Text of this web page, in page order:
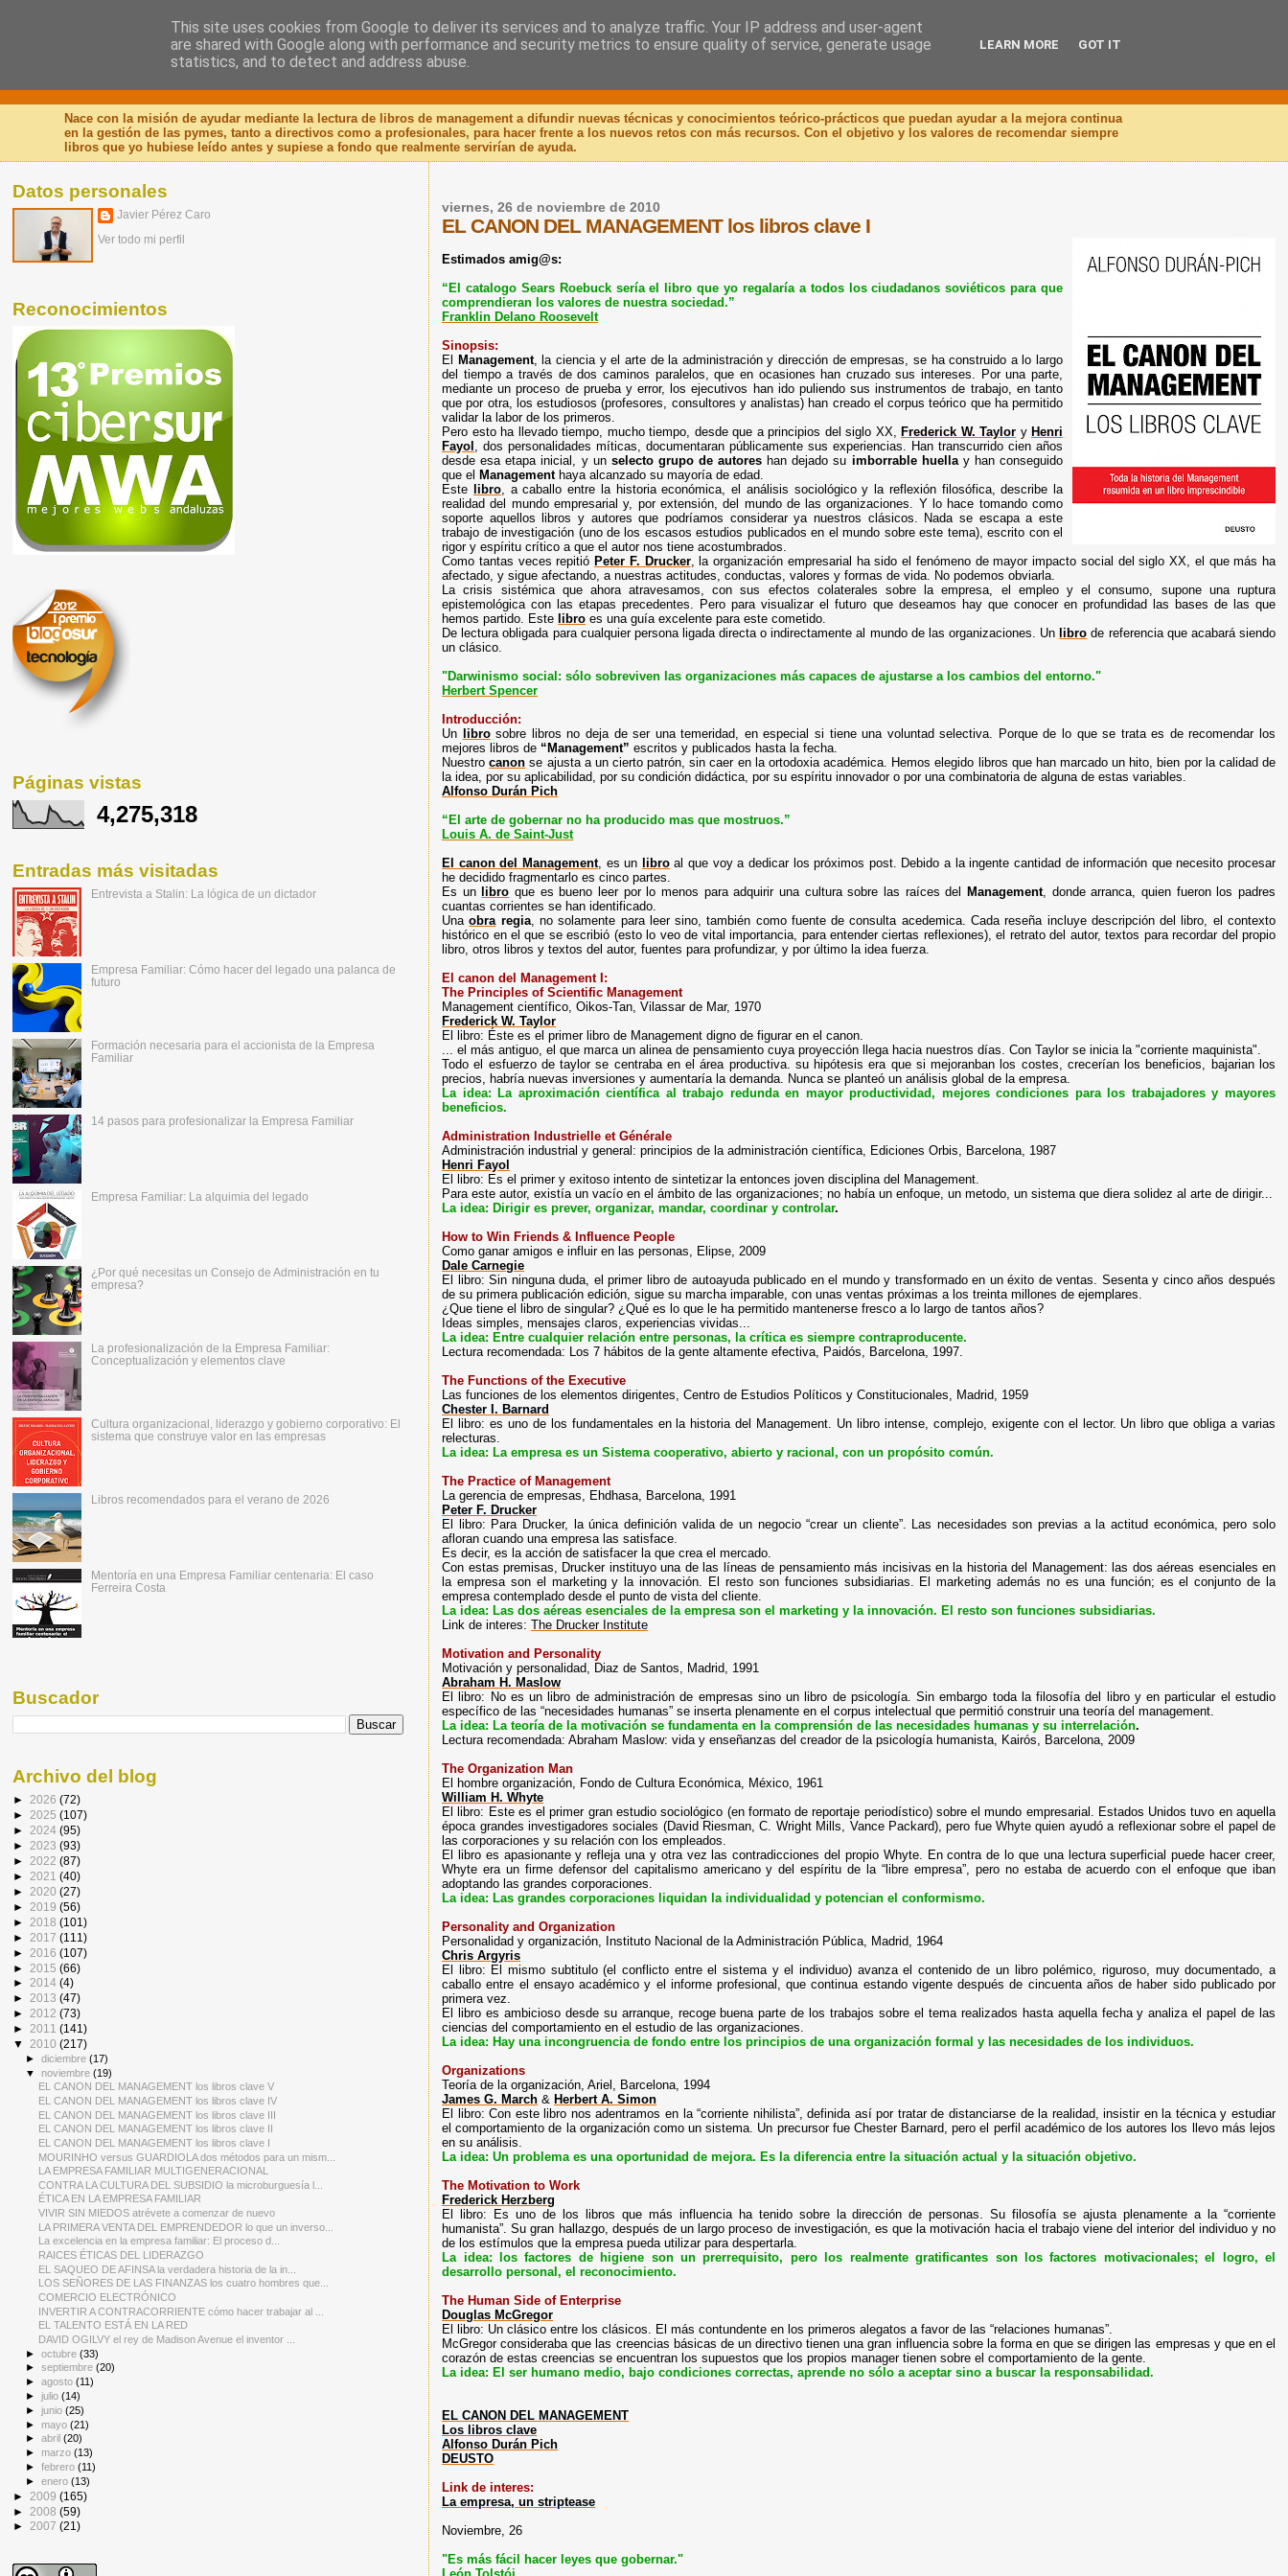
Nuevo Viernes - Nuevo Libro
Nace con la misión de ayudar mediante la lectura de libros de management a difundir nuevas técnicas y conocimientos teórico-prácticos que puedan ayudar a la mejora continua
en la gestión de las pymes, tanto a directivos como a profesionales, para hacer frente a los nuevos retos con más recursos. Con el objetivo y los valores de recomendar siempre
libros que yo hubiese leído antes y supiese a fondo que realmente servirían de ayuda.
viernes, 26 de noviembre de 2010
EL CANON DEL MANAGEMENT los libros clave I
Estimados amig@s:
“El catalogo Sears Roebuck sería el libro que yo regalaría a todos los ciudadanos soviéticos para que
comprendieran los valores de nuestra sociedad.”
Franklin Delano Roosevelt
Sinopsis:
El
Management, la ciencia y el arte de la administración y dirección de empresas, se ha construido a lo largo
del tiempo a través de dos caminos paralelos, que en ocasiones han cruzado sus intereses. Por una parte,
mediante un proceso de prueba y error, los ejecutivos han ido puliendo sus instrumentos de trabajo, en tanto
que por otra, los estudiosos (profesores, consultores y analistas) han creado el corpus teórico que ha permitido
validar la labor de los primeros.
Pero esto ha llevado tiempo, mucho tiempo, desde que a principios del siglo XX, Frederick W. Taylor y Henri
Fayol , dos personalidades míticas, documentaran públicamente sus experiencias. Han transcurrido cien años
desde esa etapa inicial, y un selecto grupo de autores han dejado su imborrable huellay han conseguido
que el Managementhaya alcanzado su mayoría de edad.
Este
libro, a caballo entre la historia económica, el análisis sociológico y la reflexión filosófica, describe la
realidad del mundo empresarial y, por extensión, del mundo de las organizaciones. Y lo hace tomando como
soporte aquellos libros y autores que podríamos considerar ya nuestros clásicos. Nada se escapa a este
trabajo de investigación (uno de los escasos estudios publicados en el mundo sobre este tema), escrito con el
rigor y espíritu crítico a que el autor nos tiene acostumbrados.
Como tantas veces repitió Peter F. Drucker, la organización empresarial ha sido el fenómeno de mayor impacto social del siglo XX, el que más ha
afectado, y sigue afectando, a nuestras actitudes, conductas, valores y formas de vida. No podemos obviarla.
La crisis sistémica que ahora atravesamos, con sus efectos colaterales sobre la empresa, el empleo y el consumo, supone una ruptura
epistemológica con las etapas precedentes. Pero para visualizar el futuro que deseamos hay que conocer en profundidad las bases de las que
hemos partido. Este libro es una guía excelente para este cometido.
De lectura obligada para cualquier persona ligada directa o indirectamente al mundo de las organizaciones. Un libro de referencia que acabará siendo
un clásico.
"Darwinismo social: sólo sobreviven las organizaciones más capaces de ajustarse a los cambios del entorno."
Herbert Spencer
Introducción:
Un
librosobre libros no deja de ser una temeridad, en especial si tiene una voluntad selectiva. Porque de lo que se trata es de recomendar los
mejores libros de “Management” escritos y publicados hasta la fecha.
Nuestrocanon se ajusta a un cierto patrón, sin caer en la ortodoxia académica. Hemos elegido libros que han marcado un hito, bien por la calidad de
la idea, por su aplicabilidad, por su condición didáctica, por su espíritu innovador o por una combinatoria de alguna de estas variables.
Alfonso Durán Pich
“El arte de gobernar no ha producido mas que mostruos.”
Louis A. de Saint-Just
El canon del Management, es un libroal que voy a dedicar los próximos post. Debido a la ingente cantidad de información que necesito procesar
he decidido fragmentarlo es cinco partes.
Es un libro que es bueno leer por lo menos para adquirir una cultura sobre las raíces del Management, donde arranca, quien fueron los padres
cuantas corrientes se han identificado.
Unaobra regia, no solamente para leer sino, también como fuente de consulta acedemica. Cada reseña incluye descripción del libro, el contexto
histórico en el que se escribió (esto lo veo de vital importancia, para entender ciertas reflexiones), el retrato del autor, textos para recordar del propio
libro, otros libros y textos del autor, fuentes para profundizar, y por último la idea fuerza.
El canon del Management I:
The Principles of Scientific Management
Management científico, Oikos-Tan, Vilassar de Mar, 1970
Frederick W. Taylor
El libro: Éste es el primer libro de Management digno de figurar en el canon.
... el más antiguo, el que marca un alinea de pensamiento cuya proyección llega hacia nuestros días. Con Taylor se inicia la "corriente maquinista".
Todo el esfuerzo de taylor se centraba en el área productiva. su hipótesis era que si mejoranban los costes, crecerían los beneficios, bajarian los
precios, habría nuevas inversiones y aumentaría la demanda. Nunca se planteó un análisis global de la empresa.
La idea: La aproximación científica al trabajo redunda en mayor productividad, mejores condiciones para los trabajadores y mayores
beneficios.
Administration Industrielle et Générale
Administración industrial y general: principios de la administración científica, Ediciones Orbis, Barcelona, 1987
Henri Fayol
El libro: Es el primer y exitoso intento de sintetizar la entonces joven disciplina del Management.
Para este autor, existía un vacío en el ámbito de las organizaciones; no había un enfoque, un metodo, un sistema que diera solidez al arte de dirigir...
La idea: Dirigir es prever, organizar, mandar, coordinar y controlar.
How to Win Friends & Influence People
Como ganar amigos e influir en las personas, Elipse, 2009
Dale Carnegie
El libro: Sin ninguna duda, el primer libro de autoayuda publicado en el mundo y transformado en un éxito de ventas. Sesenta y cinco años después
de su primera publicación edición, sigue su marcha imparable, con unas ventas próximas a los treinta millones de ejemplares.
¿Que tiene el libro de singular? ¿Qué es lo que le ha permitido mantenerse fresco a lo largo de tantos años?
Ideas simples, mensajes claros, experiencias vividas...
La idea: Entre cualquier relación entre personas, la crítica es siempre contraproducente.
Lectura recomendada: Los 7 hábitos de la gente altamente efectiva, Paidós, Barcelona, 1997.
The Functions of the Executive
Las funciones de los elementos dirigentes, Centro de Estudios Políticos y Constitucionales, Madrid, 1959
Chester I. Barnard
El libro: es uno de los fundamentales en la historia del Management. Un libro intense, complejo, exigente con el lector. Un libro que obliga a varias
relecturas.
La idea: La empresa es un Sistema cooperativo, abierto y racional, con un propósito común.
The Practice of Management
La gerencia de empresas, Ehdhasa, Barcelona, 1991
Peter F. Drucker
El libro: Para Drucker, la única definición valida de un negocio “crear un cliente”. Las necesidades son previas a la actitud económica, pero solo
afloran cuando una empresa las satisface.
Es decir, es la acción de satisfacer la que crea el mercado.
Con estas premisas, Drucker instituyo una de las líneas de pensamiento más incisivas en la historia del Management: las dos aéreas esenciales en
la empresa son el marketing y la innovación. El resto son funciones subsidiarias. El marketing además no es una función; es el conjunto de la
empresa contemplado desde el punto de vista del cliente.
La idea: Las dos aéreas esenciales de la empresa son el marketing y la innovación. El resto son funciones subsidiarias.
Link de interes:The Drucker Institute
Motivation and Personality
Motivación y personalidad, Diaz de Santos, Madrid, 1991
Abraham H. Maslow
El libro: No es un libro de administración de empresas sino un libro de psicología. Sin embargo toda la filosofía del libro y en particular el estudio
específico de las “necesidades humanas” se inserta plenamente en el corpus intelectual que permitió construir una teoría del management.
La idea: La teoría de la motivación se fundamenta en la comprensión de las necesidades humanas y su interrelación.
Lectura recomendada: Abraham Maslow: vida y enseñanzas del creador de la psicología humanista, Kairós, Barcelona, 2009
The Organization Man
El hombre organización, Fondo de Cultura Económica, México, 1961
William H. Whyte
El libro: Este es el primer gran estudio sociológico (en formato de reportaje periodístico) sobre el mundo empresarial. Estados Unidos tuvo en aquella
época grandes investigadores sociales (David Riesman, C. Wright Mills, Vance Packard), pero fue Whyte quien ayudó a reflexionar sobre el papel de
las corporaciones y su relación con los empleados.
El libro es apasionante y refleja una y otra vez las contradicciones del propio Whyte. En contra de lo que una lectura superficial puede hacer creer,
Whyte era un firme defensor del capitalismo americano y del espíritu de la “libre empresa”, pero no estaba de acuerdo con el enfoque que iban
adoptando las grandes corporaciones.
La idea: Las grandes corporaciones liquidan la individualidad y potencian el conformismo.
Personality and Organization
Personalidad y organización, Instituto Nacional de la Administración Pública, Madrid, 1964
Chris Argyris
El libro: El mismo subtitulo (el conflicto entre el sistema y el individuo) avanza el contenido de un libro polémico, riguroso, muy documentado, a
caballo entre el ensayo académico y el informe profesional, que continua estando vigente después de cincuenta años de haber sido publicado por
primera vez.
El libro es ambicioso desde su arranque, recoge buena parte de los trabajos sobre el tema realizados hasta aquella fecha y analiza el papel de las
ciencias del comportamiento en el estudio de las organizaciones.
La idea: Hay una incongruencia de fondo entre los principios de una organización formal y las necesidades de los individuos.
Organizations
Teoría de la organización, Ariel, Barcelona, 1994
James G. March & Herbert A. Simon
El libro: Con este libro nos adentramos en la “corriente nihilista”, definida así por tratar de distanciarse de la realidad, insistir en la técnica y estudiar
el comportamiento de la organización como un sistema. Un precursor fue Chester Barnard, pero el perfil académico de los autores los llevo más lejos
en su análisis.
La idea: Un problema es una oportunidad de mejora. Es la diferencia entre la situación actual y la situación objetivo.
The Motivation to Work
Frederick Herzberg
El libro: Es uno de los libros que más influencia ha tenido sobre la dirección de personas. Su filosofía se ajusta plenamente a la “corriente
humanista”. Su gran hallazgo, después de un largo proceso de investigación, es que la motivación hacia el trabajo viene del interior del individuo y no
de los estímulos que la empresa pueda utilizar para despertarla.
La idea: los factores de higiene son un prerrequisito, pero los realmente gratificantes son los factores motivacionales; el logro, el
desarrollo personal, el reconocimiento.
The Human Side of Enterprise
Douglas McGregor
El libro: Un clásico entre los clásicos. El más contundente en los primeros alegatos a favor de las “relaciones humanas”.
McGregor consideraba que las creencias básicas de un directivo tienen una gran influencia sobre la forma en que se dirigen las empresas y que en el
corazón de estas creencias se encuentran los supuestos que los propios manager tienen sobre el comportamiento de la gente.
La idea: El ser humano medio, bajo condiciones correctas, aprende no sólo a aceptar sino a buscar la responsabilidad.
EL CANON DEL MANAGEMENT
Los libros clave
Alfonso Durán Pich
DEUSTO
Link de interes:
La empresa, un striptease
Noviembre, 26
"Es más fácil hacer leyes que gobernar."
Datos personales
Javier Pérez Caro
Ver todo mi perfil
Reconocimientos
Páginas vistas
4,275,318
Entradas más visitadas
Entrevista a Stalin: La lógica de un dictador
Empresa Familiar: Cómo hacer del legado una palanca de
futuro
Formación necesaria para el accionista de la Empresa
Familiar
14 pasos para profesionalizar la Empresa Familiar
Empresa Familiar: La alquimia del legado
¿Por qué necesitas un Consejo de Administración en tu
empresa?
La profesionalización de la Empresa Familiar:
Conceptualización y elementos clave
Cultura organizacional, liderazgo y gobierno corporativo: El
sistema que construye valor en las empresas
Libros recomendados para el verano de 2026
Mentoría en una Empresa Familiar centenaria: El caso
Ferreira Costa
Buscador
Archivo del blog
► 2026 (72)
► 2025 (107)
► 2024 (95)
► 2023 (93)
► 2022 (87)
► 2021 (40)
► 2020 (27)
► 2019 (56)
► 2018 (101)
► 2017 (111)
► 2016 (107)
► 2015 (66)
► 2014 (4)
► 2013 (47)
► 2012 (73)
► 2011 (141)
▼ 2010 (217)
►diciembre(17)
▼ noviembre(19)
EL CANON DEL MANAGEMENT los libros clave V
EL CANON DEL MANAGEMENT los libros clave IV
EL CANON DEL MANAGEMENT los libros clave III
EL CANON DEL MANAGEMENT los libros clave II
EL CANON DEL MANAGEMENT los libros clave I
MOURINHO versus GUARDIOLA dos métodos para un mism...
LA EMPRESA FAMILIAR MULTIGENERACIONAL
CONTRA LA CULTURA DEL SUBSIDIO la microburguesía l...
ÉTICA EN LA EMPRESA FAMILIAR
VIVIR SIN MIEDOS atrévete a comenzar de nuevo
LA PRIMERA VENTA DEL EMPRENDEDOR lo que un inverso...
La excelencia en la empresa familiar: El proceso d...
RAICES ÉTICAS DEL LIDERAZGO
EL SAQUEO DE AFINSA la verdadera historia de la in...
LOS SEÑORES DE LAS FINANZAS los cuatro hombres que...
COMERCIO ELECTRÓNICO
INVERTIR A CONTRACORRIENTE cómo hacer trabajar al ...
EL TALENTO ESTÁ EN LA RED
DAVID OGILVY el rey de Madison Avenue el inventor ...
►octubre(33)
►septiembre(20)
►agosto(11)
►julio(14)
►junio(25)
► mayo(21)
►abril(20)
► marzo(13)
►febrero(11)
►enero(13)
► 2009 (165)
► 2008 (59)
► 2007 (21)
This site uses cookies from Google to deliver its services and to analyze traffic. Your IP address and user-agent
are shared with Google along with performance and security metrics to ensure quality of service, generate usage
statistics, and to detect and address abuse.
LEARN MORE GOT IT